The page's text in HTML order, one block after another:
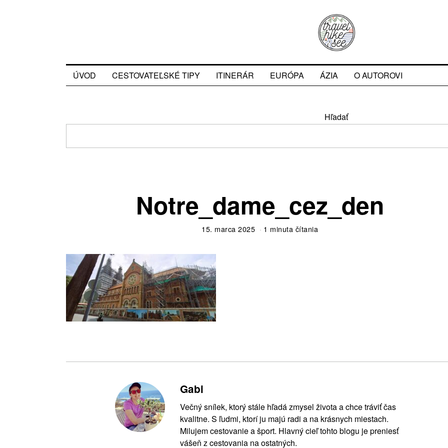
ÚVOD CESTOVATEĽSKÉ TIPY ITINERÁR EURÓPA ÁZIA O AUTOROVI
Hľadať
Notre_dame_cez_den
15. marca 2025 1 minuta čítania
Gabi
Večný snílek, ktorý stále hľadá zmysel života a chce tráviť čas
kvalitne. S ľudmi, ktorí ju majú radi a na krásnych miestach.
Milujem cestovanie a šport. Hlavný cieľ tohto blogu je preniesť
vášeň z cestovania na ostatných.